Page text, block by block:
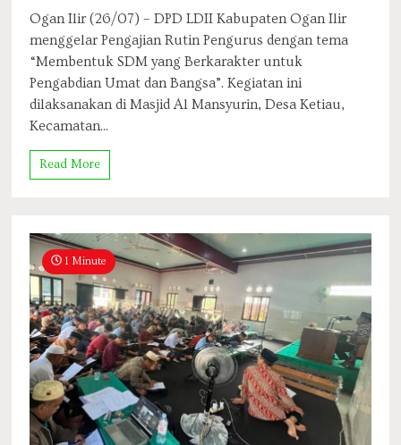
Ogan Ilir (26/07) – DPD LDII Kabupaten Ogan Ilir
menggelar Pengajian Rutin Pengurus dengan tema
“Membentuk SDM yang Berkarakter untuk
Pengabdian Umat dan Bangsa”. Kegiatan ini
dilaksanakan di Masjid Al Mansyurin, Desa Ketiau,
Kecamatan...
Read More
1 Minute